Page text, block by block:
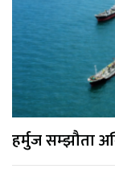
हर्मुज सम्झौता